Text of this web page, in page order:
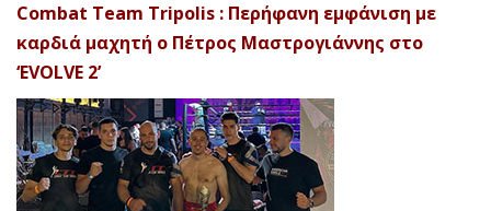
Combat Team Tripolis : Περήφανη εμφάνιση με
καρδιά μαχητή ο Πέτρος Μαστρογιάννης στο
‘EVOLVE 2’